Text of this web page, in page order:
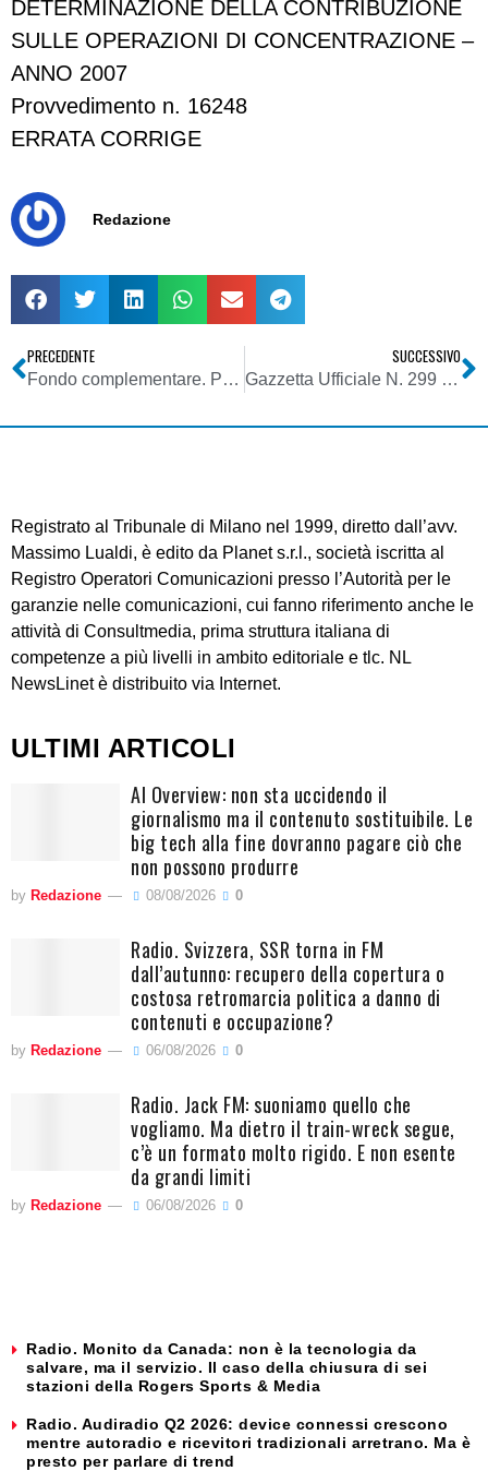
DETERMINAZIONE DELLA CONTRIBUZIONE
SULLE OPERAZIONI DI CONCENTRAZIONE –
ANNO 2007
Provvedimento n. 16248
ERRATA CORRIGE
Redazione
PRECEDENTE
Fondo complementare. Previdenza Complementare e Tfr
SUCCESSIVO
Gazzetta Ufficiale N. 299 del 27 Dicembre 2006 – Agcom – deliberazione 23/11/2006
Registrato al Tribunale di Milano nel 1999, diretto dall’avv.
Massimo Lualdi, è edito da Planet s.r.l., società iscritta al
Registro Operatori Comunicazioni presso l’Autorità per le
garanzie nelle comunicazioni, cui fanno riferimento anche le
attività di Consultmedia, prima struttura italiana di
competenze a più livelli in ambito editoriale e tlc. NL
NewsLinet è distribuito via Internet.
ULTIMI ARTICOLI
AI Overview: non sta uccidendo il
giornalismo ma il contenuto sostituibile. Le
big tech alla fine dovranno pagare ciò che
non possono produrre
by Redazione 08/08/2026 0
Radio. Svizzera, SSR torna in FM
dall’autunno: recupero della copertura o
costosa retromarcia politica a danno di
contenuti e occupazione?
by Redazione 06/08/2026 0
Radio. Jack FM: suoniamo quello che
vogliamo. Ma dietro il train-wreck segue,
c’è un formato molto rigido. E non esente
da grandi limiti
by Redazione 06/08/2026 0
Radio. Monito da Canada: non è la tecnologia da
salvare, ma il servizio. Il caso della chiusura di sei
stazioni della Rogers Sports & Media
Radio. Audiradio Q2 2026: device connessi crescono
mentre autoradio e ricevitori tradizionali arretrano. Ma è
presto per parlare di trend